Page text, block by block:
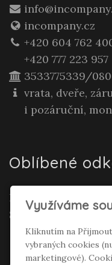
incompany.cz
+420 604 762
+420 777 223 957
3533775339/
vrata, dveře,
i pozáruční,
Oblíbené
Realitní makléř
Seifertová
Sociální sítě
Využíváme
Kliknutím na
vybraných cookies
marketingové).